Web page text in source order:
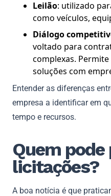
Leilão: utilizado
como veículos,
Diálogo
voltado para
complexas.
soluções com
Entender as diferenças
empresa a identificar em
tempo e recursos.
Quem
licitações?
A boa notícia é que